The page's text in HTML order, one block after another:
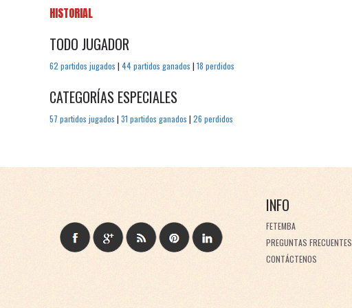
HISTORIAL
TODO JUGADOR
62 partidos jugados | 44 partidos ganados | 18 perdidos
CATEGORÍAS ESPECIALES
57 partidos jugados | 31 partidos ganados | 26 perdidos
INFO
FETEMBA
PREGUNTAS FRECUENTES
CONTÁCTENOS